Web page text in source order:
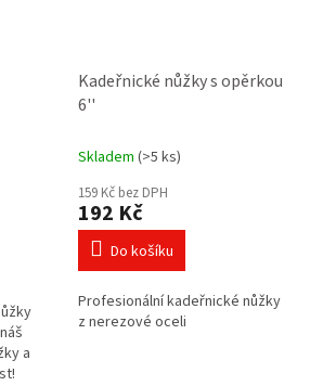
a
Kadeřnické nůžky s opěrkou
6''
Skladem (>5 ks)
159 Kč bez DPH
192 Kč
Do košíku
Profesionální kadeřnické nůžky
z nerezové oceli